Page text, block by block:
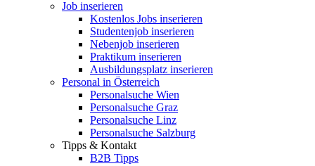
Job inserieren
Kostenlos Jobs inserieren
Studentenjob inserieren
Nebenjob inserieren
Praktikum inserieren
Ausbildungsplatz inserieren
Personal in Österreich
Personalsuche Wien
Personalsuche Graz
Personalsuche Linz
Personalsuche Salzburg
Tipps & Kontakt
B2B Tipps